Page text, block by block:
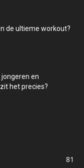
de ultieme workout?
en
het precies?
81